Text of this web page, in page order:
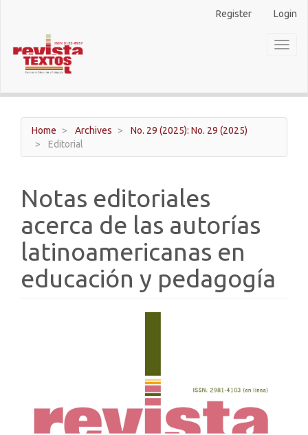
Main
Content
Sidebar
Register Login
Home Archives
No. 29 (2025): No. 29 (2025)
Editorial
Notas editoriales
acerca de las autorías
latinoamericanas en
educación y pedagogía